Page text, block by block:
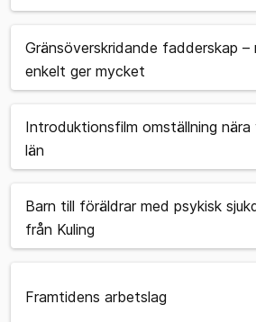
Gränsöverskridande fadderskap –
enkelt ger mycket
Introduktionsfilm omställning nära
län
Barn till föräldrar med psykisk
från Kuling
Framtidens arbetslag